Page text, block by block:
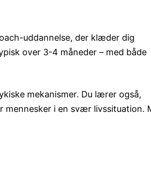
uddannelse, der klæder dig
over 3-4 måneder – med både
mekanismer. Du lærer også,
mennesker i en svær livssituation.